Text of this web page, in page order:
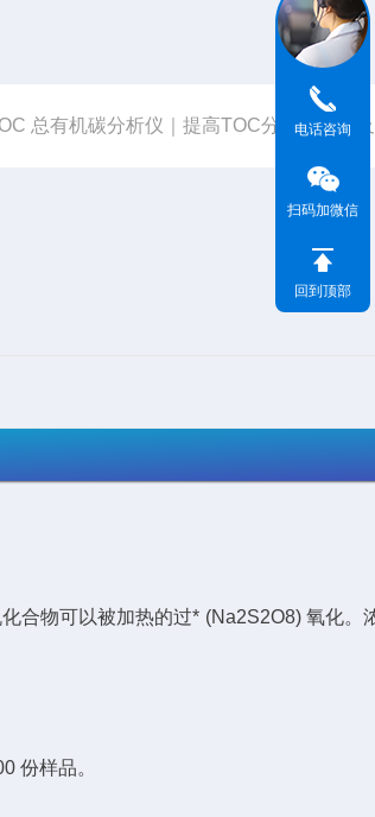
总有机碳分析仪｜提高TOC分析准确性
合物可以被加热的过* (Na2S2O8) 氧化。
份样品。
电话咨询
扫码加微信
回到顶部